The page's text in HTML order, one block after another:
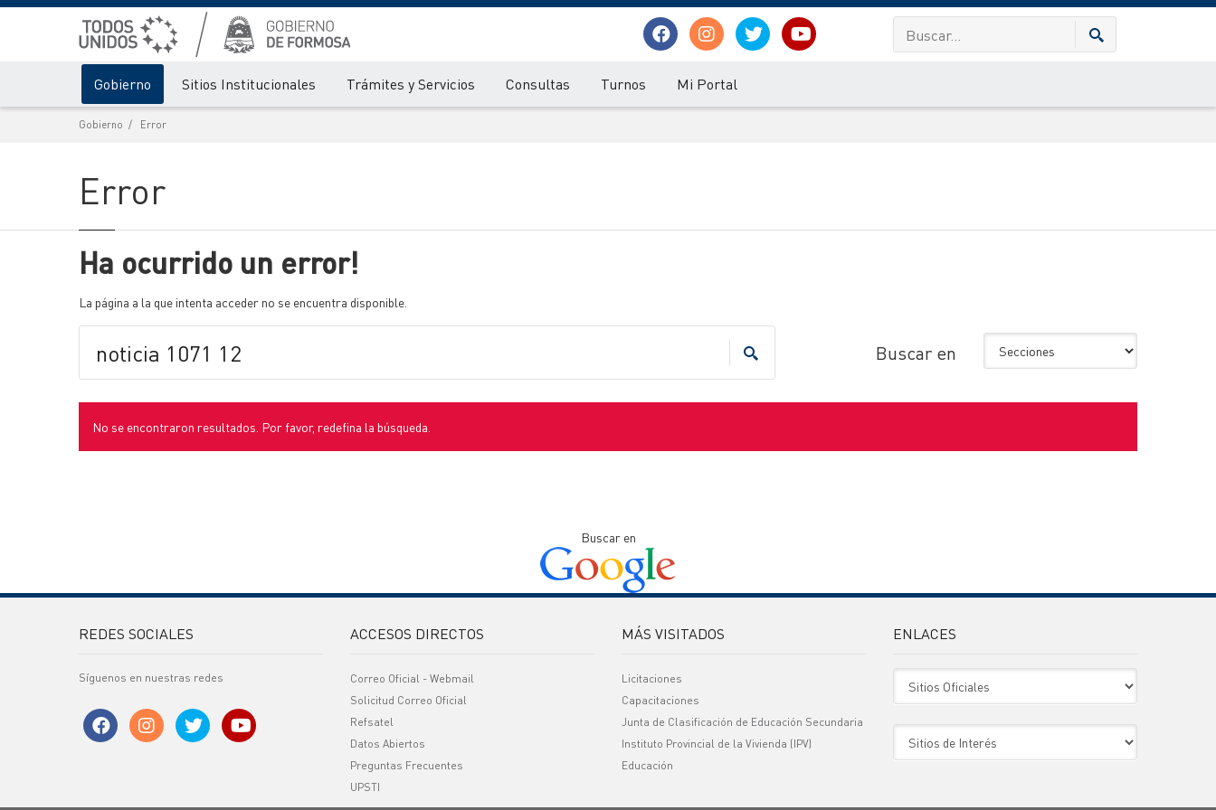
Gobierno Sitios Institucionales Trámites y Servicios Consultas Turnos Mi Portal
Gobierno Error
Error
Ha ocurrido un error!
La página a la que intenta acceder no se encuentra disponible.
Buscar en
No se encontraron resultados. Por favor, redefina la búsqueda.
Buscar en
REDES SOCIALES
Síguenos en nuestras redes
ACCESOS DIRECTOS
Correo Oficial - Webmail
Solicitud Correo Oficial
Refsatel
Datos Abiertos
Preguntas Frecuentes
UPSTI
MÁS VISITADOS
Licitaciones
Capacitaciones
Junta de Clasificación de Educación Secundaria
Instituto Provincial de la Vivienda (IPV)
Educación
ENLACES